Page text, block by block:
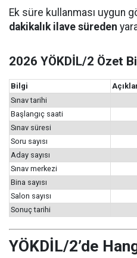
Ek süre kullanması uygun
dakikalık ilave süreden
2026 YÖKDİL/2 Özet
Bilgi
Sınav tarihi
Başlangıç saati
Sınav süresi
Soru sayısı
Aday sayısı
Sınav merkezi
Bina sayısı
Salon sayısı
Sonuç tarihi
YÖKDİL/2’de